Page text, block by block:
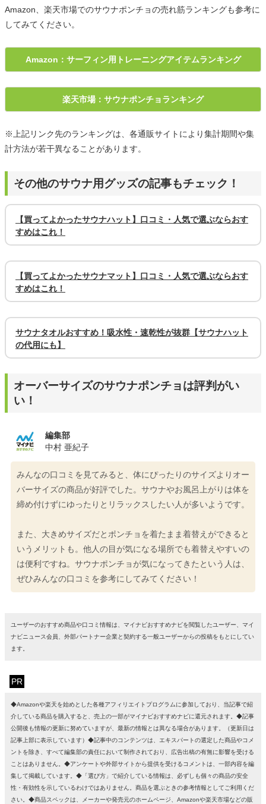
Amazon、楽天市場でのサウナポンチョの売れ筋ランキングも参考に
してみてください。
Amazon：サーフィン用トレーニングアイテムランキング
楽天市場：サウナポンチョランキング
※上記リンク先のランキングは、各通販サイトにより集計期間や集
計方法が若干異なることがあります。
その他のサウナ用グッズの記事もチェック！
【買ってよかったサウナハット】口コミ・人気で選ぶならおす
すめはこれ！
【買ってよかったサウナマット】口コミ・人気で選ぶならおす
すめはこれ！
サウナタオルおすすめ！吸水性・速乾性が抜群【サウナハット
の代用にも】
オーバーサイズのサウナポンチョは評判がい
い！
編集部
中村 亜紀子
みんなの口コミを見てみると、体にぴったりのサイズよりオー
バーサイズの商品が好評でした。サウナやお風呂上がりは体を
締め付けずにゆったりとリラックスしたい人が多いようです。
また、大きめサイズだとポンチョを着たまま着替えができると
いうメリットも。他人の目が気になる場所でも着替えやすいの
は便利ですね。サウナポンチョが気になってきたという人は、
ぜひみんなの口コミを参考にしてみてください！
ユーザーのおすすめ商品や口コミ情報は、マイナビおすすめナビを閲覧したユーザー、マイ
ナビニュース会員、外部パートナー企業と契約する一般ユーザーからの投稿をもとにしてい
ます。
PR
◆Amazonや楽天を始めとした各種アフィリエイトプログラムに参加しており、当記事で紹
介している商品を購入すると、売上の一部がマイナビおすすめナビに還元されます。◆記事
公開後も情報の更新に努めていますが、最新の情報とは異なる場合があります。（更新日は
記事上部に表示しています）◆記事中のコンテンツは、エキスパートの選定した商品やコメ
ントを除き、すべて編集部の責任において制作されており、広告出稿の有無に影響を受ける
ことはありません。◆アンケートや外部サイトから提供を受けるコメントは、一部内容を編
集して掲載しています。◆「選び方」で紹介している情報は、必ずしも個々の商品の安全
性・有効性を示しているわけではありません。商品を選ぶときの参考情報としてご利用くだ
さい。◆商品スペックは、メーカーや発売元のホームページ、Amazonや楽天市場などの販